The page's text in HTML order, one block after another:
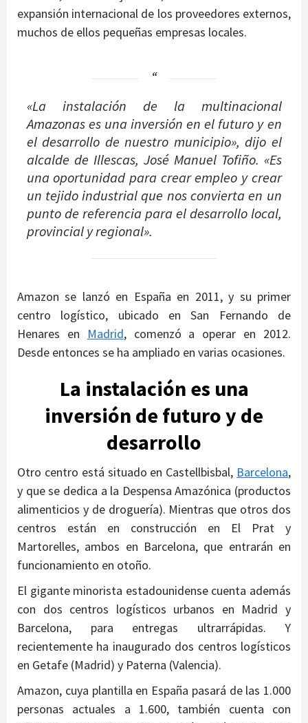
expansión internacional de los proveedores externos,
muchos de ellos pequeñas empresas locales.
«La instalación de la multinacional
Amazonas es una inversión en el futuro y en
el desarrollo de nuestro municipio», dijo el
alcalde de Illescas, José Manuel Tofiño. «Es
una oportunidad para crear empleo y crear
un tejido industrial que nos convierta en un
punto de referencia para el desarrollo local,
provincial y regional».
Amazon se lanzó en España en 2011, y su primer
centro logístico, ubicado en San Fernando de
Henares en Madrid, comenzó a operar en 2012.
Desde entonces se ha ampliado en varias ocasiones.
La instalación es una
inversión de futuro y de
desarrollo
Otro centro está situado en Castellbisbal, Barcelona,
y que se dedica a la Despensa Amazónica (productos
alimenticios y de droguería). Mientras que otros dos
centros están en construcción en El Prat y
Martorelles, ambos en Barcelona, que entrarán en
funcionamiento en otoño.
El gigante minorista estadounidense cuenta además
con dos centros logísticos urbanos en Madrid y
Barcelona, para entregas ultrarrápidas. Y
recientemente ha inaugurado dos centros logísticos
en Getafe (Madrid) y Paterna (Valencia).
Amazon, cuya plantilla en España pasará de las 1.000
personas actuales a 1.600, también cuenta con